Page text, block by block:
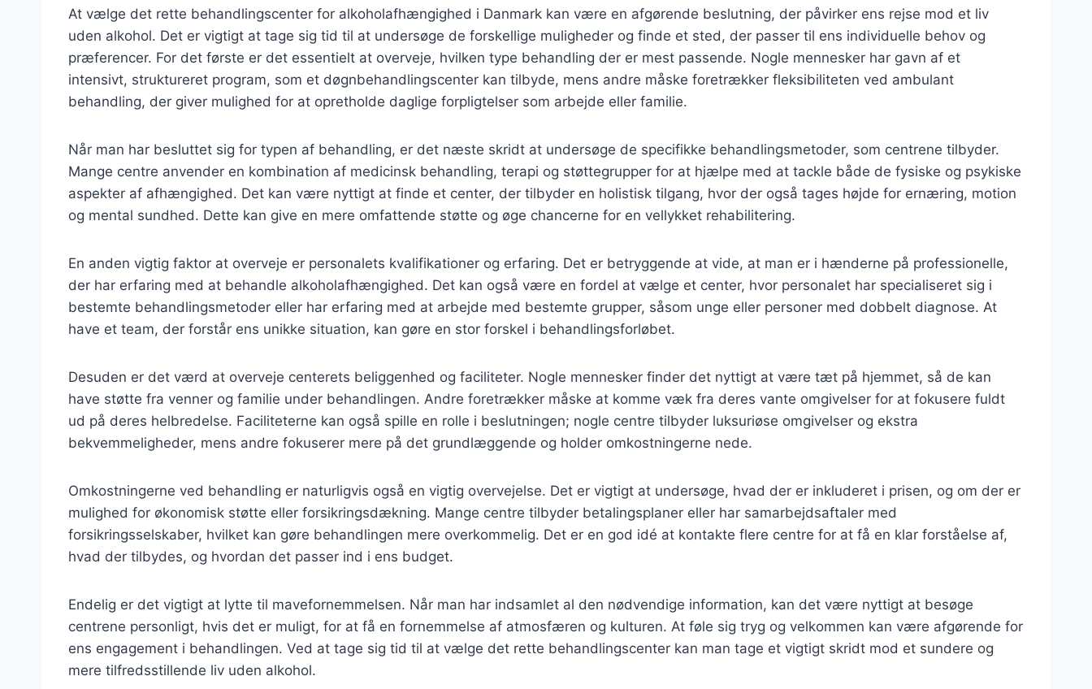
At vælge det rette behandlingscenter for alkoholafhængighed i Danmark kan være en afgørende beslutning, der påvirker ens rejse mod et liv
uden alkohol. Det er vigtigt at tage sig tid til at undersøge de forskellige muligheder og finde et sted, der passer til ens individuelle behov og
præferencer. For det første er det essentielt at overveje, hvilken type behandling der er mest passende. Nogle mennesker har gavn af et
intensivt, struktureret program, som et døgnbehandlingscenter kan tilbyde, mens andre måske foretrækker fleksibiliteten ved ambulant
behandling, der giver mulighed for at opretholde daglige forpligtelser som arbejde eller familie.
Når man har besluttet sig for typen af behandling, er det næste skridt at undersøge de specifikke behandlingsmetoder, som centrene tilbyder.
Mange centre anvender en kombination af medicinsk behandling, terapi og støttegrupper for at hjælpe med at tackle både de fysiske og psykiske
aspekter af afhængighed. Det kan være nyttigt at finde et center, der tilbyder en holistisk tilgang, hvor der også tages højde for ernæring, motion
og mental sundhed. Dette kan give en mere omfattende støtte og øge chancerne for en vellykket rehabilitering.
En anden vigtig faktor at overveje er personalets kvalifikationer og erfaring. Det er betryggende at vide, at man er i hænderne på professionelle,
der har erfaring med at behandle alkoholafhængighed. Det kan også være en fordel at vælge et center, hvor personalet har specialiseret sig i
bestemte behandlingsmetoder eller har erfaring med at arbejde med bestemte grupper, såsom unge eller personer med dobbelt diagnose. At
have et team, der forstår ens unikke situation, kan gøre en stor forskel i behandlingsforløbet.
Desuden er det værd at overveje centerets beliggenhed og faciliteter. Nogle mennesker finder det nyttigt at være tæt på hjemmet, så de kan
have støtte fra venner og familie under behandlingen. Andre foretrækker måske at komme væk fra deres vante omgivelser for at fokusere fuldt
ud på deres helbredelse. Faciliteterne kan også spille en rolle i beslutningen; nogle centre tilbyder luksuriøse omgivelser og ekstra
bekvemmeligheder, mens andre fokuserer mere på det grundlæggende og holder omkostningerne nede.
Omkostningerne ved behandling er naturligvis også en vigtig overvejelse. Det er vigtigt at undersøge, hvad der er inkluderet i prisen, og om der er
mulighed for økonomisk støtte eller forsikringsdækning. Mange centre tilbyder betalingsplaner eller har samarbejdsaftaler med
forsikringsselskaber, hvilket kan gøre behandlingen mere overkommelig. Det er en god idé at kontakte flere centre for at få en klar forståelse af,
hvad der tilbydes, og hvordan det passer ind i ens budget.
Endelig er det vigtigt at lytte til mavefornemmelsen. Når man har indsamlet al den nødvendige information, kan det være nyttigt at besøge
centrene personligt, hvis det er muligt, for at få en fornemmelse af atmosfæren og kulturen. At føle sig tryg og velkommen kan være afgørende for
ens engagement i behandlingen. Ved at tage sig tid til at vælge det rette behandlingscenter kan man tage et vigtigt skridt mod et sundere og
mere tilfredsstillende liv uden alkohol.